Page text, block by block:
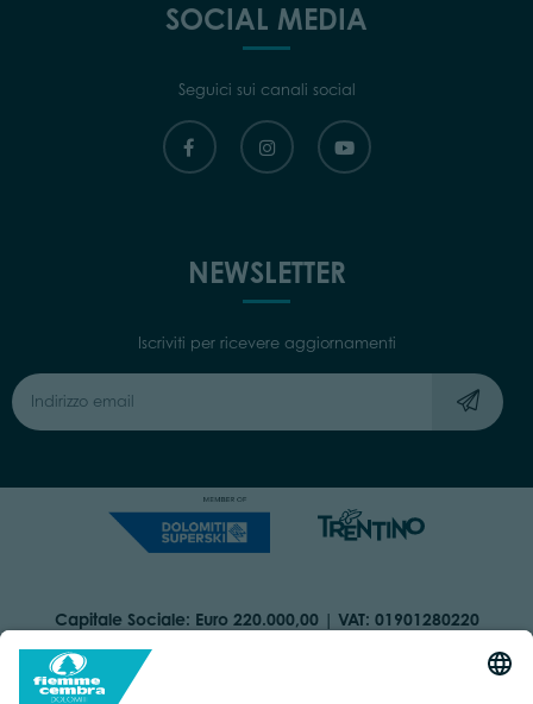
SOCIAL MEDIA
Seguici sui canali social
NEWSLETTER
Iscriviti per ricevere aggiornamenti
Capitale Sociale: Euro 220.000,00 | VAT: 01901280220
COOKIES
DICHIARAZIONE DI ACCESSIBILITÀ